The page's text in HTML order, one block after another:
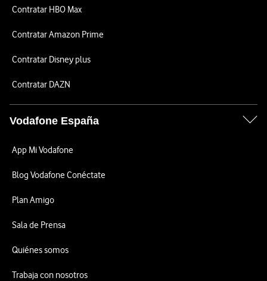
Contratar HBO Max
Contratar Amazon Prime
Contratar Disney plus
Contratar DAZN
Vodafone España
App Mi Vodafone
Blog Vodafone Conéctate
Plan Amigo
Sala de Prensa
Quiénes somos
Trabaja con nosotros